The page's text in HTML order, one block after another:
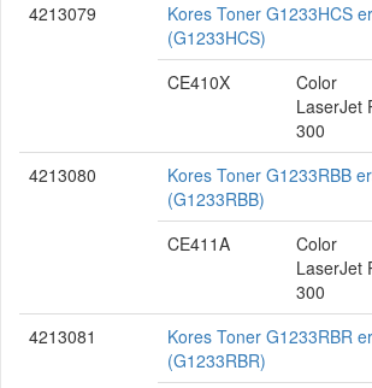
4213079
Kores Toner G1233HCS
(G1233HCS)
CE410X
Color
LaserJet
300
4213080
Kores Toner G1233RBB
(G1233RBB)
CE411A
Color
LaserJet
300
4213081
Kores Toner G1233RBR
(G1233RBR)